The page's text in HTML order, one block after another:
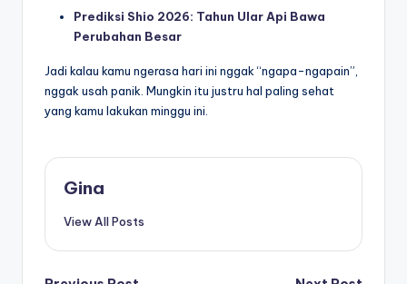
Prediksi Shio 2026: Tahun Ular Api Bawa
Perubahan Besar
Jadi kalau kamu ngerasa hari ini nggak “ngapa-ngapain”,
nggak usah panik. Mungkin itu justru hal paling sehat
yang kamu lakukan minggu ini.
Gina
View All Posts